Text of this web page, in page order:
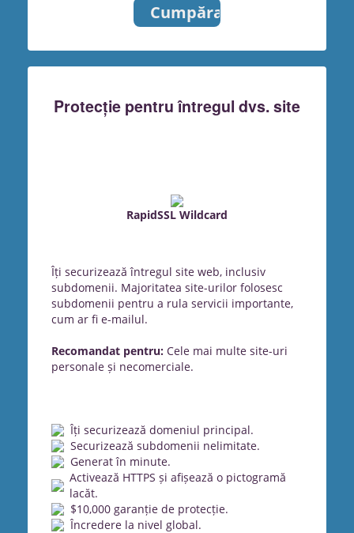
Cumpărați
Protecție pentru întregul dvs. site
RapidSSL Wildcard
Îți securizează întregul site web, inclusiv
subdomenii. Majoritatea site-urilor folosesc
subdomenii pentru a rula servicii importante,
cum ar fi e-mailul.
Recomandat pentru: Cele mai multe site-uri
personale și necomerciale.
Îți securizează domeniul principal.
Securizează subdomenii nelimitate.
Generat în minute.
Activează HTTPS și afișează o pictogramă
lacăt.
$10,000 garanție de protecție.
Încredere la nivel global.